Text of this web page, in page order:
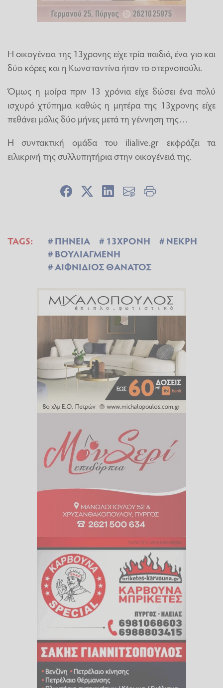
Η οικογένεια της 13χρονης είχε τρία παιδιά, ένα γιο και
δύο κόρες και η Κωνσταντίνα ήταν το στερνοπούλι.
Όμως η μοίρα πριν 13 χρόνια είχε δώσει ένα πολύ
ισχυρό χτύπημα καθώς η μητέρα της 13χρονης είχε
πεθάνει μόλις δύο μήνες μετά τη γέννηση της…
Η συντακτική ομάδα του ilialive.gr εκφράζει τα
ειλικρινή της συλλυπητήρια στην οικογένειά της.
TAGS: ΠΗΝΕΙΑ 13ΧΡΟΝΗ
ΝΕΚΡΗ
ΒΟΥΛΙΑΓΜΕΝΗ
ΑΙΦΝΙΔΙΟΣ ΘΑΝΑΤΟΣ